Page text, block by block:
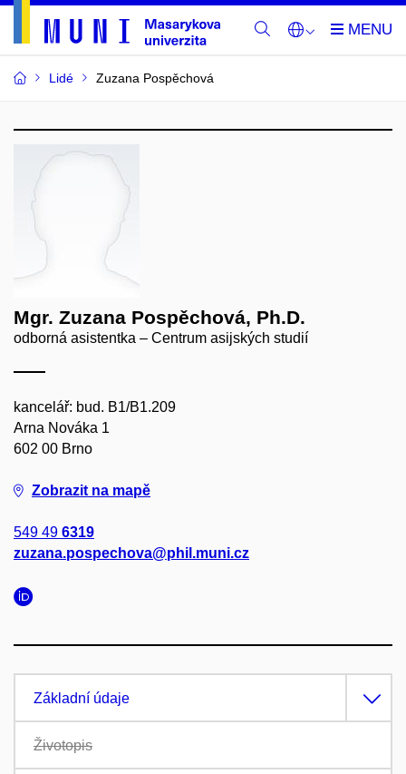
Lidé Zuzana Pospěchová
Mgr. Zuzana Pospěchová, Ph.D.
odborná asistentka – Centrum asijských studií
kancelář: bud. B1/B1.209
Arna Nováka 1
602 00 Brno
Zobrazit na mapě
549 49 6319
zuzana.pospechova@phil.muni.cz
Základní údaje
Životopis